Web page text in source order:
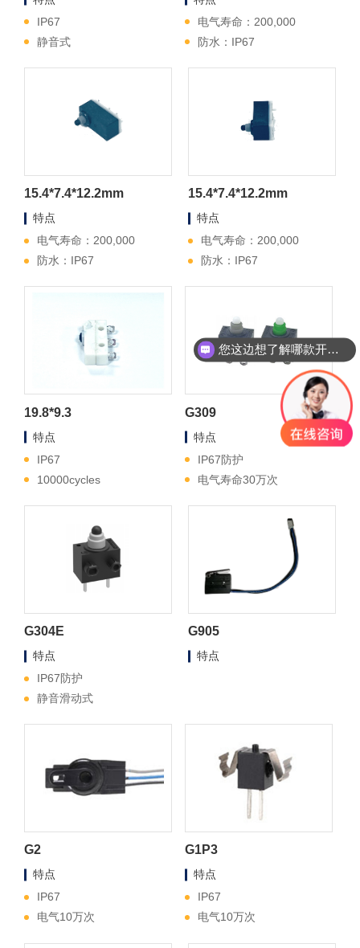
IP67
静音式
电气寿命：200,000
防水：IP67
15.4*7.4*12.2mm
特点
电气寿命：200,000
防水：IP67
15.4*7.4*12.2mm
特点
电气寿命：200,000
防水：IP67
19.8*9.3
特点
IP67
10000cycles
G309
特点
IP67防护
电气寿命30万次
G304E
特点
IP67防护
静音滑动式
G905
特点
G2
特点
IP67
电气10万次
G1P3
特点
IP67
电气10万次
您这边想了解哪款开关？